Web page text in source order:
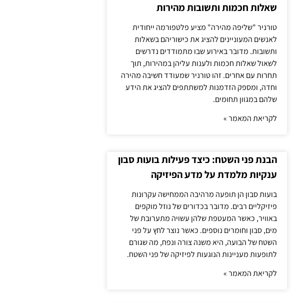
שאלות חכמות ותשובות מהירות
טורניר "שליפה מהירה" מציע פלטפורמה ייחודית
לאנשים המעוניינים להציג את כישוריהם בשאלות
ותשובות. מדובר באירוע שבו מתמודדים נדרשים
לשאול שאלות חכמות ולענות עליהן במהירות, תוך
תחרות עם אחרים. זהו טורניר שמעודד חשיבה מהירה
וחדה, ומספק הזדמנות למשתתפים להציג את הידע
שלהם במגוון תחומים.
לקריאת המאמר »
הבנת פני השטח: כיצד פעילות בועות סבון
ענקיות מלמדת על מדע הפיזיקה
בועות סבון הן תופעה מרהיבה הממחישה עקרונות
פיזיקליים רבים. מדובר בכדורים של נוזל מוקפים
באוויר, כאשר המעטפת שלהן עשויה מתערובת של
מים, סבון וחומרים נוספים. כאשר נוצר לחץ על פני
השטח של הבועה, היא משנה צורה ונפח, מה שגורם
לתופעות מעניינות הנוגעות לפיזיקה של פני השטח.
לקריאת המאמר »